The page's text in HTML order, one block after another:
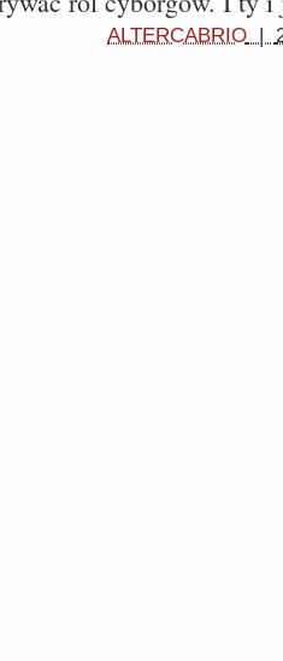
ALTERCABRIO |